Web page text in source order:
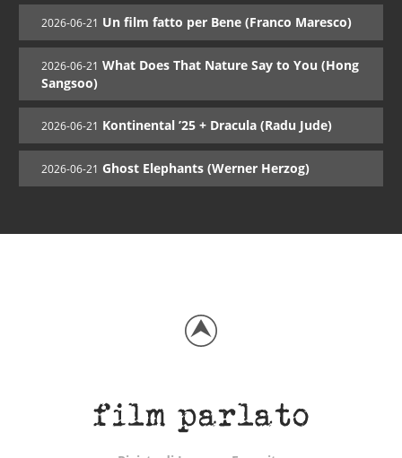
2026-06-21 Un film fatto per Bene (Franco Maresco)
2026-06-21 What Does That Nature Say to You (Hong
Sangsoo)
2026-06-21 Kontinental ’25 + Dracula (Radu Jude)
2026-06-21 Ghost Elephants (Werner Herzog)